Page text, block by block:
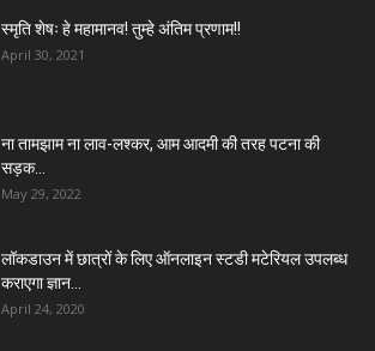
स्मृति शेषः हे महामानव! तुम्हे अंतिम प्रणाम!!
April 30, 2021
ना तामझाम ना लाव-लश्कर, आम आदमी की तरह पटना की
सड़क...
May 29, 2022
लॉकडाउन में छात्रों के लिए ऑनलाइन स्टडी मटेरियल उपलब्ध
कराएगा ज्ञान...
April 24, 2020